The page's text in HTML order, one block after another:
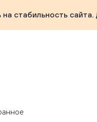
стабильность